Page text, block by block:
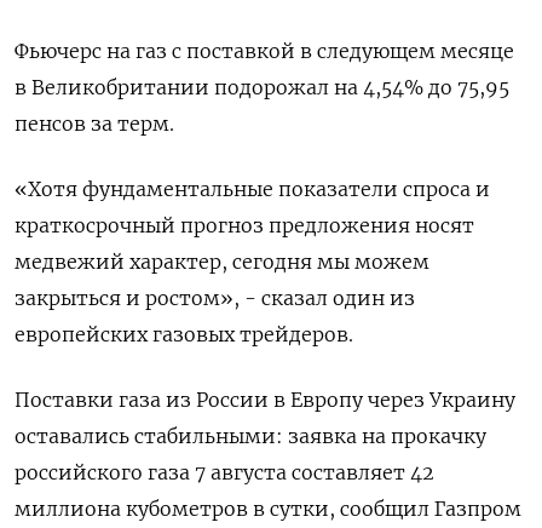
Фьючерс на газ с поставкой в следующем месяце
в Великобритании подорожал на 4,54% до 75,95
пенсов за терм.
«Хотя фундаментальные показатели спроса и
краткосрочный прогноз предложения носят
медвежий характер, сегодня мы можем
закрыться и ростом», - сказал один из
европейских газовых трейдеров.
Поставки газа из России в Европу через Украину
оставались стабильными: заявка на прокачку
российского газа 7 августа составляет 42
миллиона кубометров в сутки, сообщил Газпром